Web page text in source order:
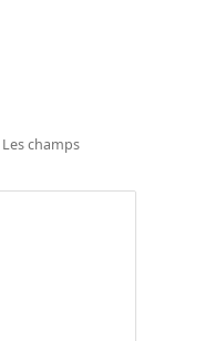
Les champs